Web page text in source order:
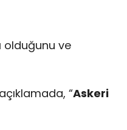
olduğunu ve
“Askeri